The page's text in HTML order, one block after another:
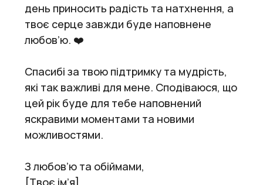
день приносить радість та натхнення, а
твоє серце завжди буде наповнене
любов’ю. ❤️
Спасибі за твою підтримку та мудрість,
які так важливі для мене. Сподіваюся, що
цей рік буде для тебе наповнений
яскравими моментами та новими
можливостями.
З любов’ю та обіймами,
[Твоє ім’я]